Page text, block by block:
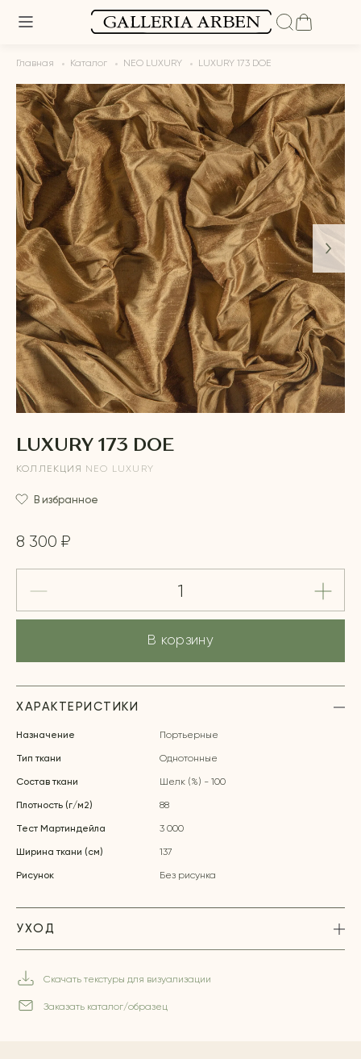
Главная Каталог NEO LUXURY LUXURY 173 DOE
LUXURY 173 DOE
КОЛЛЕКЦИЯ NEO LUXURY
В избранное
8 300 ₽
В корзину
ХАРАКТЕРИСТИКИ
Назначение Портьерные
Тип ткани Однотонные
Состав ткани Шелк (%) - 100
Плотность (г/м2) 88
Тест Мартиндейла 3 000
Ширина ткани (см) 137
Рисунок Без рисунка
УХОД
Скачать текстуры для визуализации
Заказать каталог/образец